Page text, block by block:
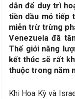
dẫn để duy trì
tiền dầu mỏ tiếp
miễn trừ trừng
Venezuela đã
Thế giới năng
kết thúc sẽ rất
thuộc trong năm
Khi Hoa Kỳ và